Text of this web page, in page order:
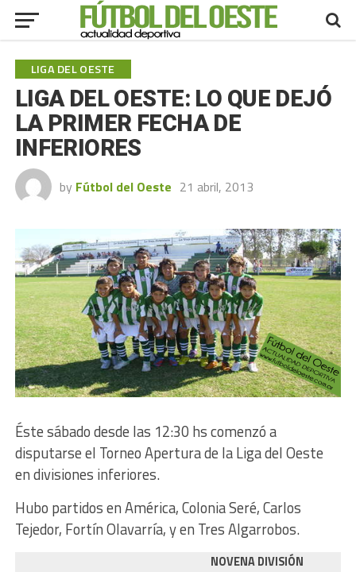
LIGA DEL OESTE
LIGA DEL OESTE: LO QUE DEJÓ
LA PRIMER FECHA DE
INFERIORES
by Fútbol del Oeste 21 abril, 2013
Éste sábado desde las 12:30 hs comenzó a
disputarse el Torneo Apertura de la Liga del Oeste
en divisiones inferiores.
Hubo partidos en América, Colonia Seré, Carlos
Tejedor, Fortín Olavarría, y en Tres Algarrobos.
NOVENA DIVISIÓN